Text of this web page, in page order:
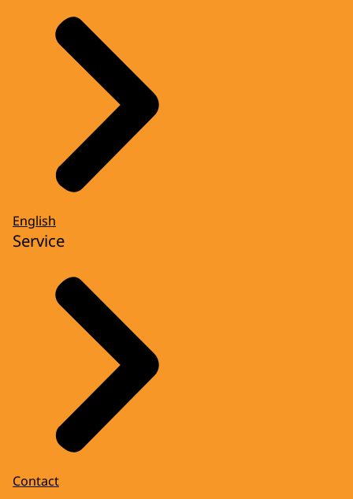
English
Service
Contact